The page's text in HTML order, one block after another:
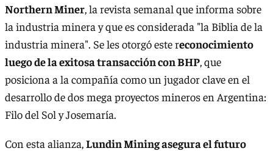
Northern Miner, la revista semanal que informa sobre
la industria minera y que es considerada "la Biblia de la
industria minera". Se les otorgó este reconocimiento
luego de la exitosa transacción con BHP, que
posiciona a la compañía como un jugador clave en el
desarrollo de dos mega proyectos mineros en Argentina:
Filo del Sol y Josemaría.
Con esta alianza,Lundin Mining asegura el futuro